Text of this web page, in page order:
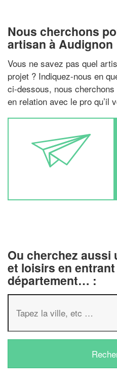
Nous cherchons
artisan à Audignon
Vous ne savez pas quel
projet ? Indiquez-nous en
ci-dessous, nous
en relation avec le pro qu’il
Ou cherchez
et loisirs en
département… :